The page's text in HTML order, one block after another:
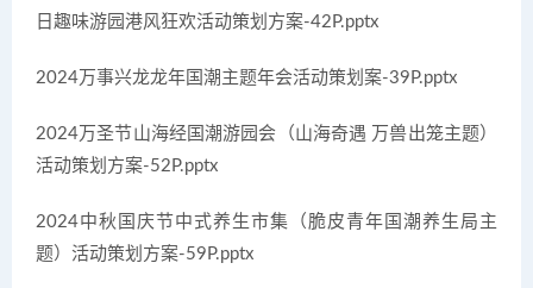
日趣味游园港风狂欢活动策划方案-42P.pptx
2024万事兴龙龙年国潮主题年会活动策划案-39P.pptx
2024万圣节山海经国潮游园会（山海奇遇 万兽出笼主题）
活动策划方案-52P.pptx
2024中秋国庆节中式养生市集（脆皮青年国潮养生局主
题）活动策划方案-59P.pptx